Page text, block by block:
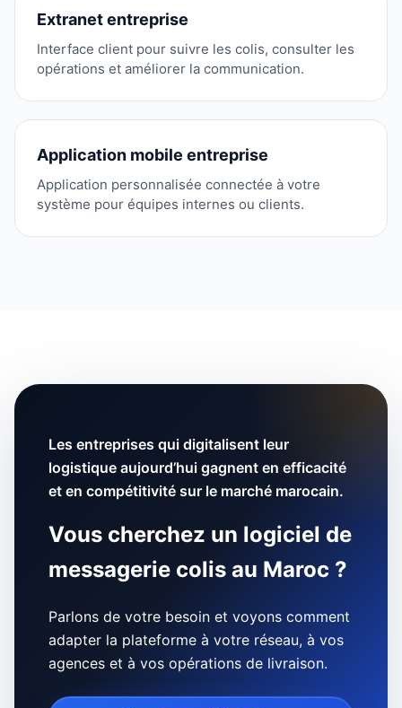
Extranet entreprise
Interface client pour suivre les colis, consulter les
opérations et améliorer la communication.
Application mobile entreprise
Application personnalisée connectée à votre
système pour équipes internes ou clients.
Les entreprises qui digitalisent leur
logistique aujourd’hui gagnent en efficacité
et en compétitivité sur le marché marocain.
Vous cherchez un logiciel de
messagerie colis au Maroc ?
Parlons de votre besoin et voyons comment
adapter la plateforme à votre réseau, à vos
agences et à vos opérations de livraison.